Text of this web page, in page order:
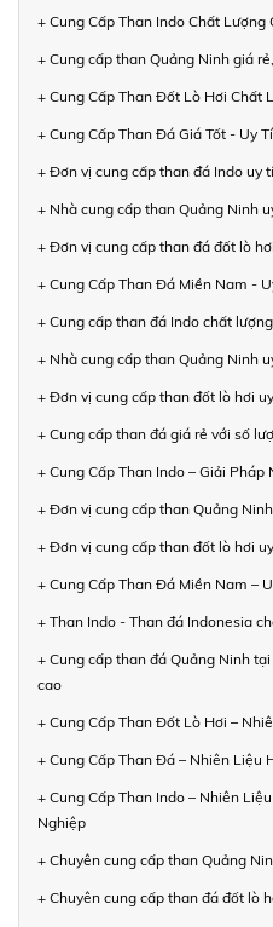
+ Cung Cấp Than Indo Chất Lượng
+ Cung cấp than Quảng Ninh giá
+ Cung Cấp Than Đốt Lò Hơi Chất
+ Cung Cấp Than Đá Giá Tốt - Uy
+ Đơn vị cung cấp than đá Indo uy
+ Nhà cung cấp than Quảng Ninh
+ Đơn vị cung cấp than đá đốt lò
+ Cung Cấp Than Đá Miền Nam -
+ Cung cấp than đá Indo chất
+ Nhà cung cấp than Quảng Ninh
+ Đơn vị cung cấp than đốt lò hơi
+ Cung cấp than đá giá rẻ với số
+ Cung Cấp Than Indo – Giải
+ Đơn vị cung cấp than Quảng
+ Đơn vị cung cấp than đốt lò hơi
+ Cung Cấp Than Đá Miền Nam –
+ Than Indo - Than đá Indonesia
+ Cung cấp than đá Quảng Ninh
cao
+ Cung Cấp Than Đốt Lò Hơi –
+ Cung Cấp Than Đá – Nhiên Liệu
+ Cung Cấp Than Indo – Nhiên
Nghiệp
+ Chuyên cung cấp than Quảng
+ Chuyên cung cấp than đá đốt lò